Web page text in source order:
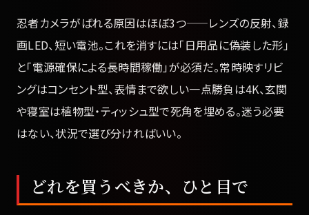
忍者カメラがばれる原因はほぼ3つ——レンズの反射、録
画LED、短い電池。これを消すには「日用品に偽装した形」
と「電源確保による長時間稼働」が必須だ。常時映すリビ
ングはコンセント型、表情まで欲しい一点勝負は4K、玄関
や寝室は植物型・ティッシュ型で死角を埋める。迷う必要
はない、状況で選び分ければいい。
どれを買うべきか、ひと目で